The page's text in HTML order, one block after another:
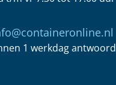
1 werkdag antwoord